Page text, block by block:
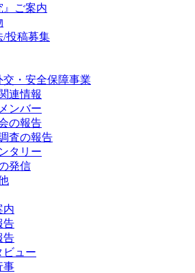
』ご案内
/投稿募集
交・安全保障事業
連情報
ンバー
の報告
査の報告
タリー
発信
内
告
告
ビュー
事